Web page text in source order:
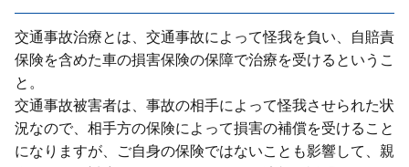
交通事故治療とは、交通事故によって怪我を負い、⾃賠責
保険を含めた⾞の損害保険の保障で治療を受けるというこ
と。
交通事故被害者は、事故の相⼿によって怪我させられた状
況なので、相⼿⽅の保険によって損害の補償を受けること
になりますが、ご⾃⾝の保険ではないことも影響して、親